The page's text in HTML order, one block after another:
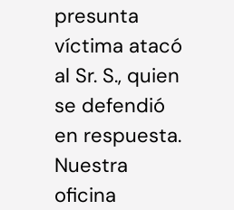
presunta
víctima atacó
al Sr. S., quien
se defendió
en respuesta.
Nuestra
oficina